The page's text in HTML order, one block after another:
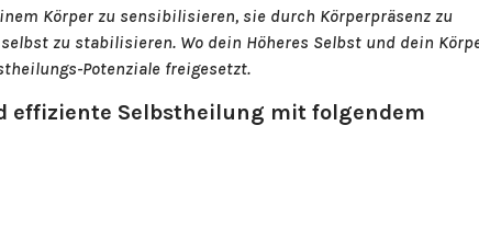
Körper zu sensibilisieren, sie durch Körperpräsenz zu
zu stabilisieren. Wo dein Höheres Selbst und dein
Potenziale freigesetzt.
effiziente Selbstheilung mit folgendem